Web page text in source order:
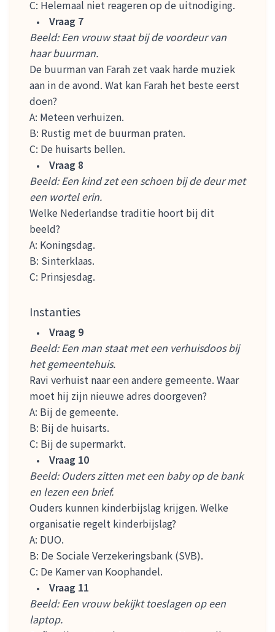
C: Helemaal niet reageren op de uitnodiging.
Vraag 7
Beeld: Een vrouw staat bij de voordeur van
haar buurman.
De buurman van Farah zet vaak harde muziek
aan in de avond. Wat kan Farah het beste eerst
doen?
A: Meteen verhuizen.
B: Rustig met de buurman praten.
C: De huisarts bellen.
Vraag 8
Beeld: Een kind zet een schoen bij de deur met
een wortel erin.
Welke Nederlandse traditie hoort bij dit
beeld?
A: Koningsdag.
B: Sinterklaas.
C: Prinsjesdag.
Instanties
Vraag 9
Beeld: Een man staat met een verhuisdoos bij
het gemeentehuis.
Ravi verhuist naar een andere gemeente. Waar
moet hij zijn nieuwe adres doorgeven?
A: Bij de gemeente.
B: Bij de huisarts.
C: Bij de supermarkt.
Vraag 10
Beeld: Ouders zitten met een baby op de bank
en lezen een brief.
Ouders kunnen kinderbijslag krijgen. Welke
organisatie regelt kinderbijslag?
A: DUO.
B: De Sociale Verzekeringsbank (SVB).
C: De Kamer van Koophandel.
Vraag 11
Beeld: Een vrouw bekijkt toeslagen op een
laptop.